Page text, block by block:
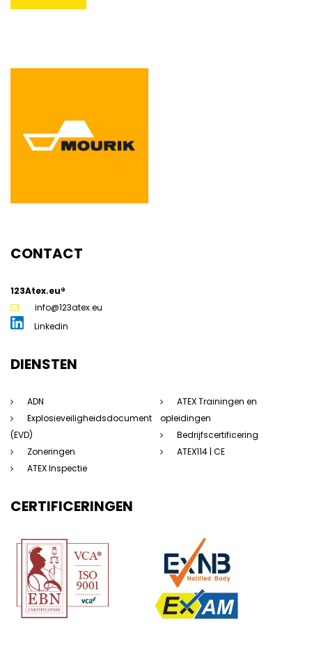
CONTACT
123Atex.eu®
info@123atex.eu
Linkedin
DIENSTEN
ADN
Explosieveiligheidsdocument
(EVD)
Zoneringen
ATEX Inspectie
ATEX Trainingen en
opleidingen
Bedrijfscertificering
ATEX114 | CE
CERTIFICERINGEN